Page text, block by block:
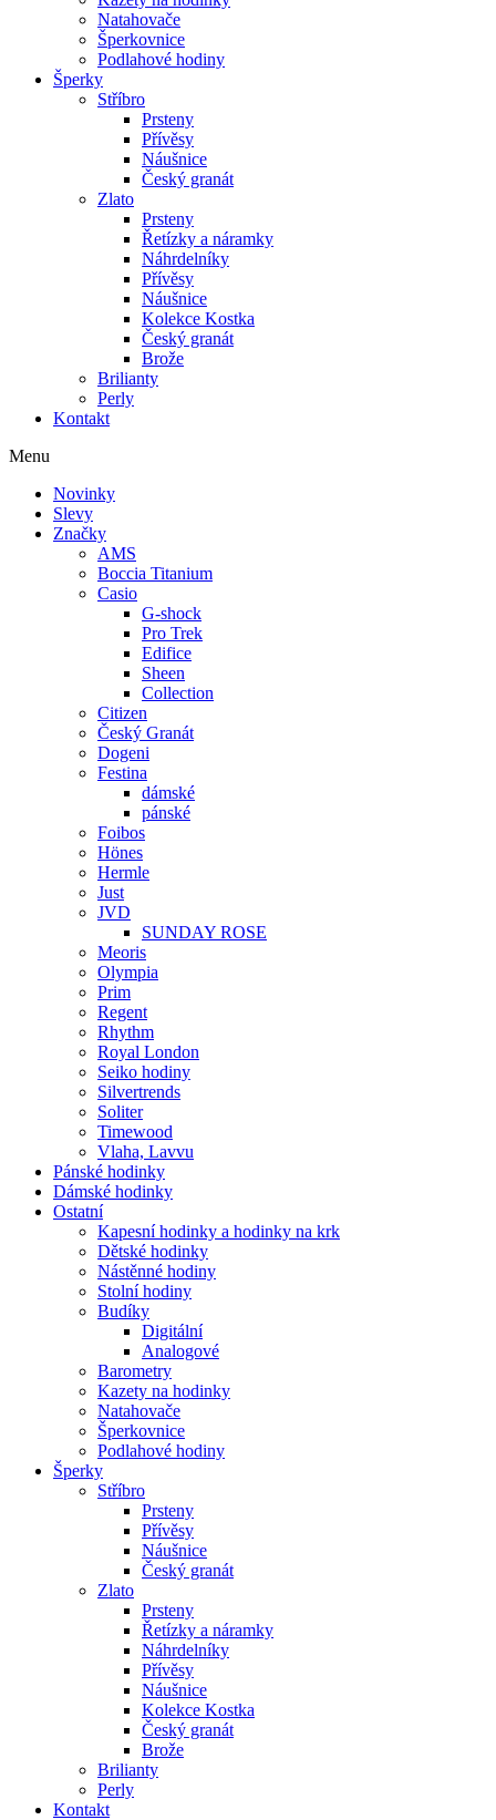
Natahovače
Šperkovnice
Podlahové hodiny
Šperky
Stříbro
Prsteny
Přívěsy
Náušnice
Český granát
Zlato
Prsteny
Řetízky a náramky
Náhrdelníky
Přívěsy
Náušnice
Kolekce Kostka
Český granát
Brože
Brilianty
Perly
Kontakt
Menu
Novinky
Slevy
Značky
AMS
Boccia Titanium
Casio
G-shock
Pro Trek
Edifice
Sheen
Collection
Citizen
Český Granát
Dogeni
Festina
dámské
pánské
Foibos
Hönes
Hermle
Just
JVD
SUNDAY ROSE
Meoris
Olympia
Prim
Regent
Rhythm
Royal London
Seiko hodiny
Silvertrends
Soliter
Timewood
Vlaha, Lavvu
Pánské hodinky
Dámské hodinky
Ostatní
Kapesní hodinky a hodinky na krk
Dětské hodinky
Nástěnné hodiny
Stolní hodiny
Budíky
Digitální
Analogové
Barometry
Kazety na hodinky
Natahovače
Šperkovnice
Podlahové hodiny
Šperky
Stříbro
Prsteny
Přívěsy
Náušnice
Český granát
Zlato
Prsteny
Řetízky a náramky
Náhrdelníky
Přívěsy
Náušnice
Kolekce Kostka
Český granát
Brože
Brilianty
Perly
Kontakt